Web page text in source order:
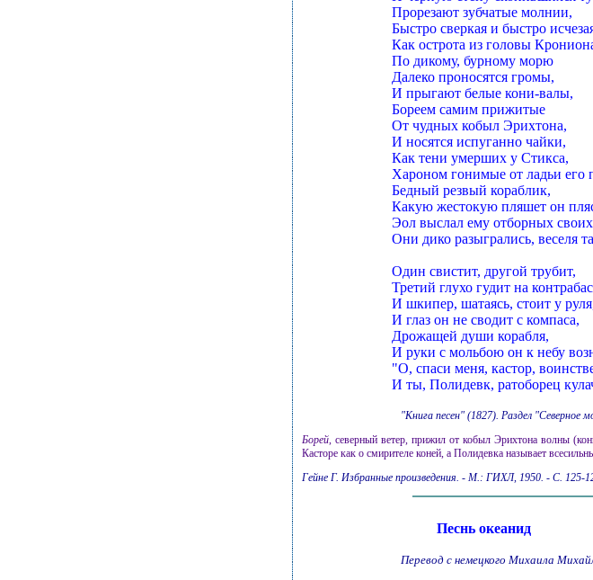
Прорезают зубчатые молнии,
Быстро сверкая и быстро
Как острота из головы
По дикому, бурному морю
Далеко проносятся громы,
И прыгают белые кони-валы,
Бореем самим прижитые
От чудных кобыл Эрихтона,
И носятся испуганно чайки,
Как тени умерших у Стикса,
Хароном гонимые от ладьи его
Бедный резвый кораблик,
Какую жестокую пляшет он
Эол выслал ему отборных
Они дико разыгрались, веселя
Один свистит, другой трубит,
Третий глухо гудит на
И шкипер, шатаясь, стоит у
И глаз он не сводит с компаса,
Дрожащей души корабля,
И руки с мольбою он к небу
"О, спаси меня, кастор,
И ты, Полидевк, ратоборец
"Книга песен" (1827). Раздел "Северное
Борей, северный ветер, прижил от кобыл Эрихтона волны
Касторе как о смирителе коней, а Полидевка называет
Гейне Г. Избранные произведения. - М.: ГИХЛ, 1950. - С. 125-
Песнь океанид
Перевод с немецкого Михаила